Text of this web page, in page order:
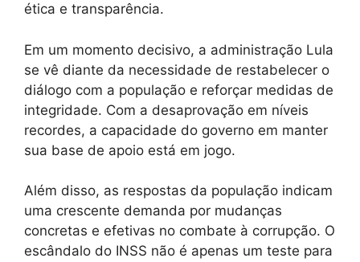
ética e transparência.
Em um momento decisivo, a administração Lula
se vê diante da necessidade de restabelecer o
diálogo com a população e reforçar medidas de
integridade. Com a desaprovação em níveis
recordes, a capacidade do governo em manter
sua base de apoio está em jogo.
Além disso, as respostas da população indicam
uma crescente demanda por mudanças
concretas e efetivas no combate à corrupção. O
escândalo do INSS não é apenas um teste para